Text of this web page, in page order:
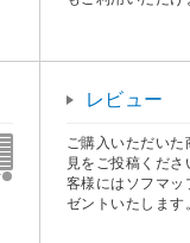
レビュー
ご購入いただい
見をご投稿くだ
客様にはソフマッ
ゼントいたします